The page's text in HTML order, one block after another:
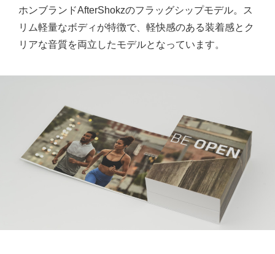
ホンブランドAfterShokzのフラッグシップモデル。ス
リム軽量なボディが特徴で、軽快感のある装着感とク
リアな音質を両立したモデルとなっています。